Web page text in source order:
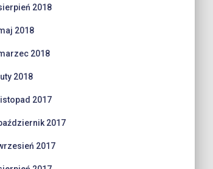
2018
2018
2018
luty 2018
listopad 2017
2017
2017